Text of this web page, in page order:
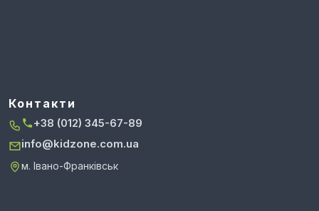
Контакти
+38 (012) 345-67-89
info@kidzone.com.ua
м. Івано-Франківськ